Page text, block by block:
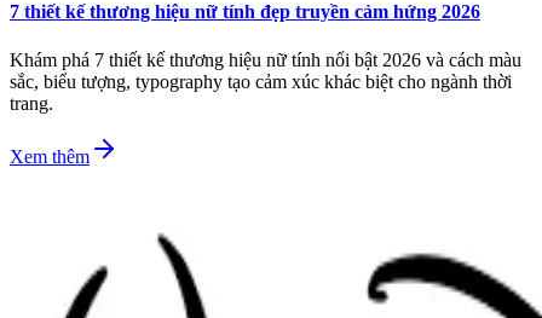
7 thiết kế thương hiệu nữ tính đẹp truyền cảm hứng 2026
Khám phá 7 thiết kế thương hiệu nữ tính nổi bật 2026 và cách màu
sắc, biểu tượng, typography tạo cảm xúc khác biệt cho ngành thời
trang.
Xem thêm